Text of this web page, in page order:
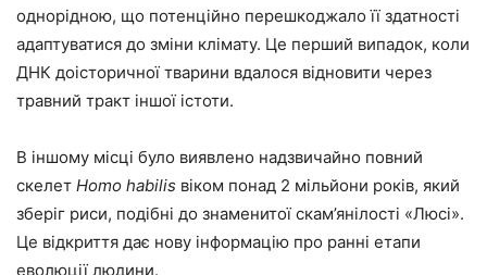
однорідною, що потенційно перешкоджало її здатності
адаптуватися до зміни клімату. Це перший випадок, коли
ДНК доісторичної тварини вдалося відновити через
травний тракт іншої істоти.
В іншому місці було виявлено надзвичайно повний
скелет Homo habilis віком понад 2 мільйони років, який
зберіг риси, подібні до знаменитої скам’янілості «Люсі».
Це відкриття дає нову інформацію про ранні етапи
еволюції людини.